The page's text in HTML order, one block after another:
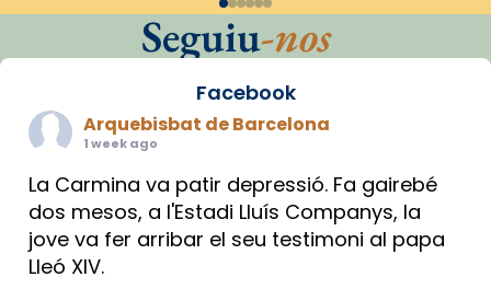
Seguiu-nos
Facebook
Arquebisbat de Barcelona
1 week ago
La Carmina va patir depressió. Fa gairebé
dos mesos, a l'Estadi Lluís Companys, la
jove va fer arribar el seu testimoni al papa
Lleó XIV.